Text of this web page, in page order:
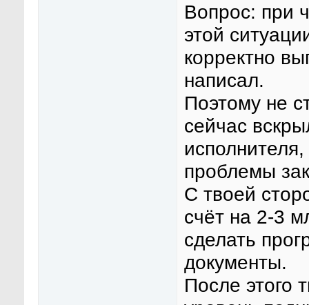
Вопрос: при
этой
корректно
написал.
Поэтому не
сейчас
проблемы
С твоей
счёт на 2-3
сделать
документы.
После этого